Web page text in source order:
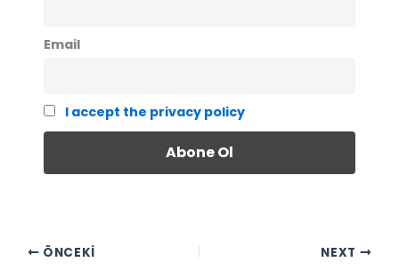
Email
I accept the privacy policy
ÖNCEKI NEXT